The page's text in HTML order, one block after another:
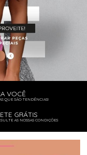
VOCÊ
QUE SÃO TENDÊNCIAS!
GRÁTIS
AS NOSSAS CONDIÇÕES